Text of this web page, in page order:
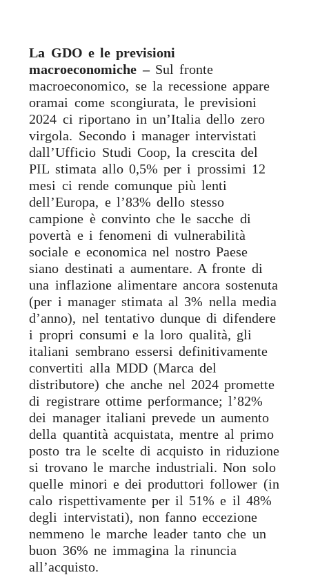
La GDO e le previsioni
macroeconomiche –Sul fronte
macroeconomico, se la recessione appare
oramai come scongiurata, le previsioni
2024 ci riportano in un’Italia dello zero
virgola. Secondo i manager intervistati
dall’Ufficio Studi Coop, la crescita del
PIL stimata allo 0,5% per i prossimi 12
mesi ci rende comunque più lenti
dell’Europa, e l’83% dello stesso
campione è convinto che le sacche di
povertà e i fenomeni di vulnerabilità
sociale e economica nel nostro Paese
siano destinati a aumentare. A fronte di
una inflazione alimentare ancora sostenuta
(per i manager stimata al 3% nella media
d’anno), nel tentativo dunque di difendere
i propri consumi e la loro qualità, gli
italiani sembrano essersi definitivamente
convertiti alla MDD (Marca del
distributore) che anche nel 2024 promette
di registrare ottime performance; l’82%
dei manager italiani prevede un aumento
della quantità acquistata, mentre al primo
posto tra le scelte di acquisto in riduzione
si trovano le marche industriali. Non solo
quelle minori e dei produttori follower (in
calo rispettivamente per il 51% e il 48%
degli intervistati), non fanno eccezione
nemmeno le marche leader tanto che un
buon 36% ne immagina la rinuncia
all’acquisto.